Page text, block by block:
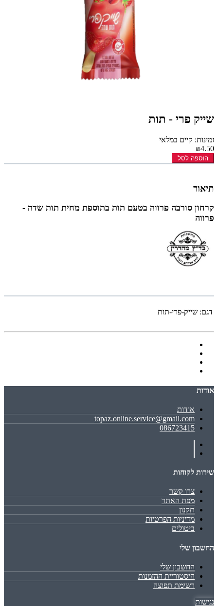
שייק פרי - תות
זמינות: קיים במלאי
₪4.50
הוספה לסל
תיאור
קרחון סורבה פרווה בטעם תות בתוספת מחית תות שדה -
פרווה
דגם: שייק-פרי-תות
אודות
אודות
topaz.online.service@gmail.com
086723415
שירות לקוחות
צרו קשר
מפת האתר
תקנון
מדיניות הפרטיות
ביטולים
החשבון שלי
החשבון שלי
היסטוריית ההזמנות
רשימת תפוצה
נגישות